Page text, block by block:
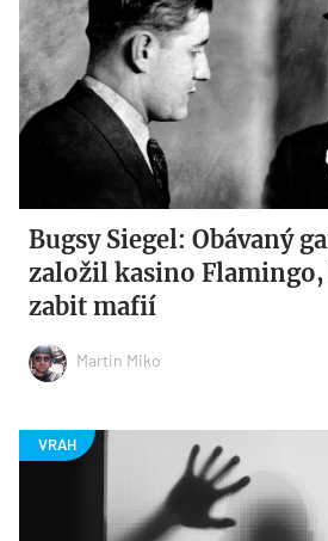
Bugsy Siegel: Obávaný
založil kasino
zabit mafií
Martin Miko